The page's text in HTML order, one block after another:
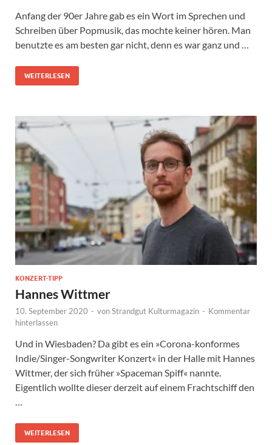
Anfang der 90er Jahre gab es ein Wort im Sprechen und
Schreiben über Popmusik, das mochte keiner hören. Man
benutzte es am besten gar nicht, denn es war ganz und …
WEITERLESEN
KONZERT-TIPP
Hannes Wittmer
10. September 2020 - vonStrandgut Kulturmagazin - Kommentar
hinterlassen
Und in Wiesbaden? Da gibt es ein »Corona-konformes
Indie/Singer-Songwriter Konzert« in der Halle mit Hannes
Wittmer, der sich früher »Spaceman Spiff« nannte.
Eigentlich wollte dieser derzeit auf einem Frachtschiff den
WEITERLESEN